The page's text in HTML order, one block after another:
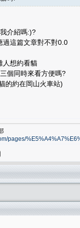
介紹嗎:)?
過這篇文章對不對0.0
人想約看貓
個同時來看方便嗎?
的約在岡山火車站)
pages/